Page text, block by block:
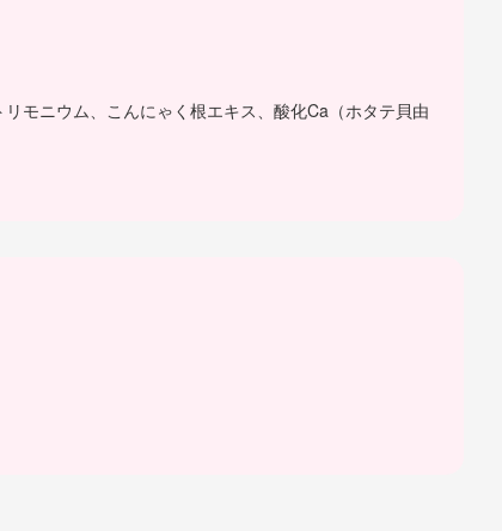
モニウム、こんにゃく根エキス、酸化Ca（ホタテ貝由